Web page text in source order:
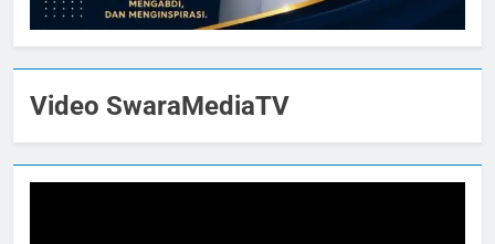
Video SwaraMediaTV